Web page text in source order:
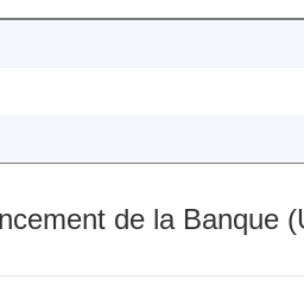
de la Banque